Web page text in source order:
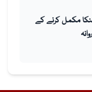
مکمل کرنے کے